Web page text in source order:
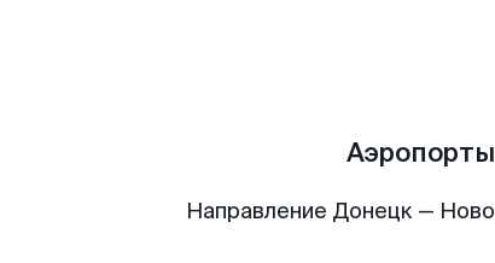
Направление Донецк —